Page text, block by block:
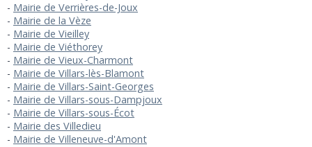
Mairie de Verrières-de-Joux
Mairie de la Vèze
Mairie de Vieilley
Mairie de Viéthorey
Mairie de Vieux-Charmont
Mairie de Villars-lès-Blamont
Mairie de Villars-Saint-Georges
Mairie de Villars-sous-Dampjoux
Mairie de Villars-sous-Écot
Mairie des Villedieu
Mairie de Villeneuve-d'Amont